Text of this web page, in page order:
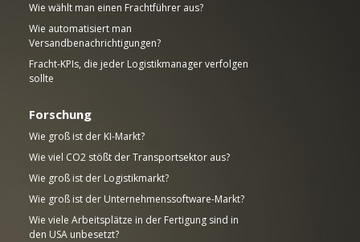
Wie wählt man einen Frachtführer aus?
Wie automatisiert man
Versandbenachrichtigungen?
Fracht-KPIs, die jeder Logistikmanager verfolgen
sollte
Forschung
Wie groß ist der KI-Markt?
Wie viel CO2 stößt der Transportsektor aus?
Wie groß ist der Logistikmarkt?
Wie groß ist der Unternehmenssoftware-Markt?
Wie viele Arbeitsplätze in der Fertigung sind in
den USA unbesetzt?